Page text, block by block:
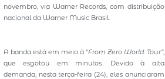
novembro, via Warner Records, com distribuição
nacional da Warner Music Brasil.
A banda está em meio à “From Zero World Tour”,
que esgotou em minutos. Devido à alta
demanda, nesta terça-feira (24), eles anunciaram